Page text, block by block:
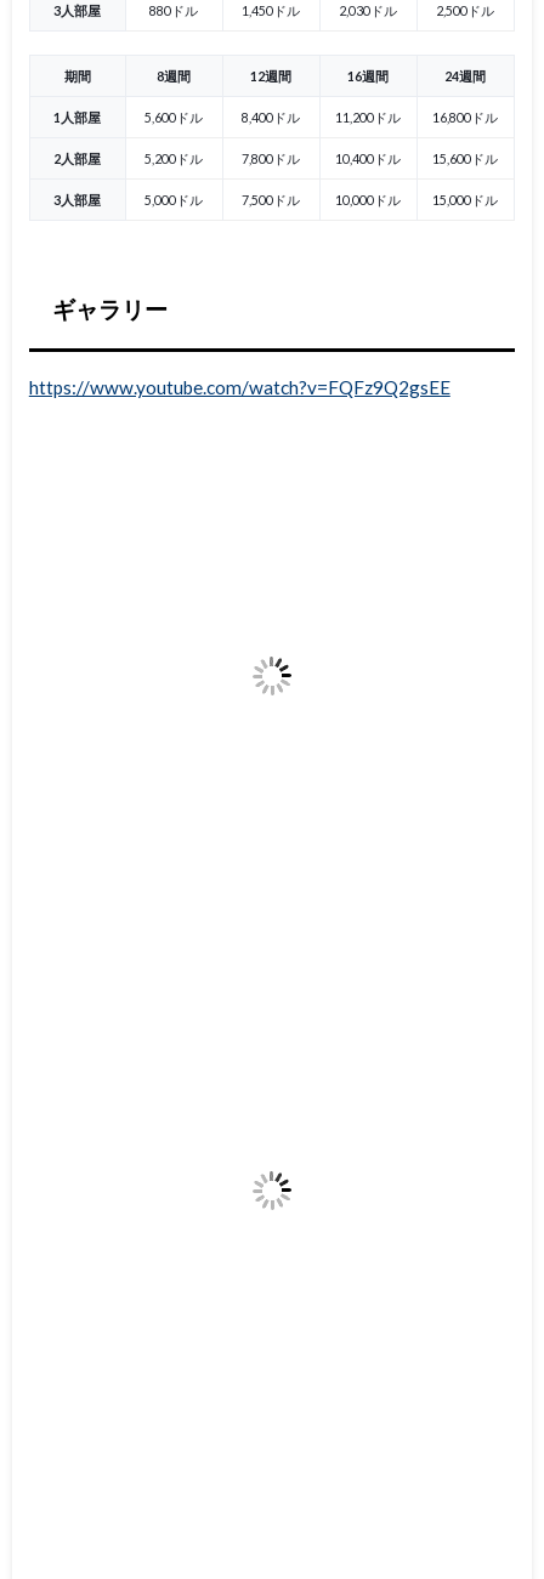
3人部屋 880ドル 1,450ドル 2,030ドル 2,500ドル
期間 8週間 12週間 16週間 24週間
1人部屋 5,600ドル 8,400ドル 11,200ドル 16,800ドル
2人部屋 5,200ドル 7,800ドル 10,400ドル 15,600ドル
3人部屋 5,000ドル 7,500ドル 10,000ドル 15,000ドル
ギャラリー
https://www.youtube.com/watch?v=FQFz9Q2gsEE